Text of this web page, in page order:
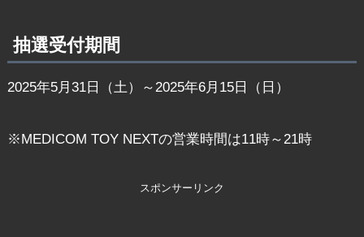
抽選受付期間
2025年5月31日（土）～2025年6月15日（日）
※MEDICOM TOY NEXTの営業時間は11時～21時
スポンサーリンク